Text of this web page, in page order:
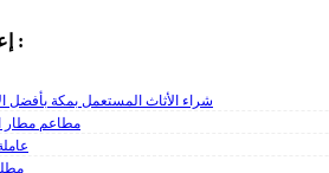
إعلانات طلب عمل مشابهة :
شراء الأثاث المستعمل بمكة بأفضل
مطاعم مطار